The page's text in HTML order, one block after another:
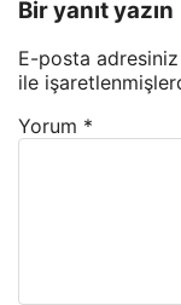
Bir yanıt yazın
E-posta
ile
Yorum *